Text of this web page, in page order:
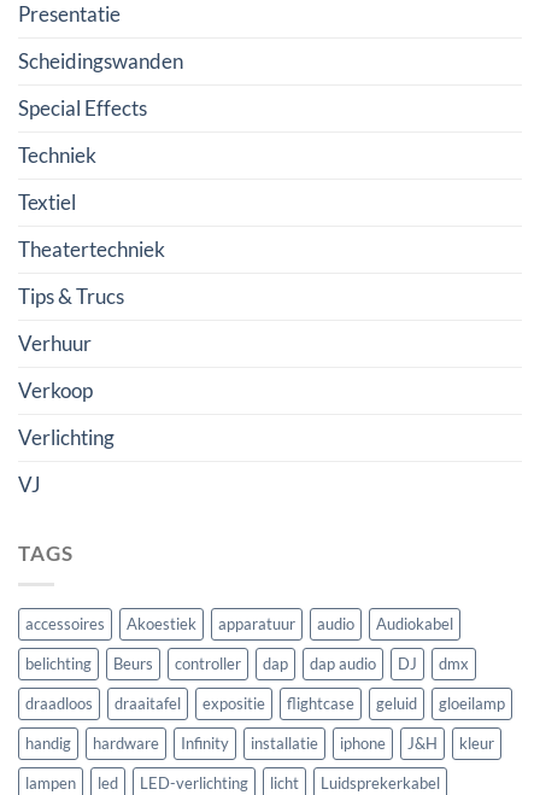
Presentatie
Scheidingswanden
Special Effects
Techniek
Textiel
Theatertechniek
Tips & Trucs
Verhuur
Verkoop
Verlichting
VJ
TAGS
accessoires Akoestiek apparatuur audio Audiokabel
belichting Beurs controller dap dap audio DJ dmx
draadloos draaitafel expositie flightcase geluid gloeilamp
handig hardware Infinity installatie iphone J&H kleur
lampen led LED-verlichting licht Luidsprekerkabel